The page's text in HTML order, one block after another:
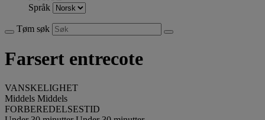
Språk
Tøm søk
Farsert entrecote
VANSKELIGHET
Middels Middels
FORBEREDELSESTID